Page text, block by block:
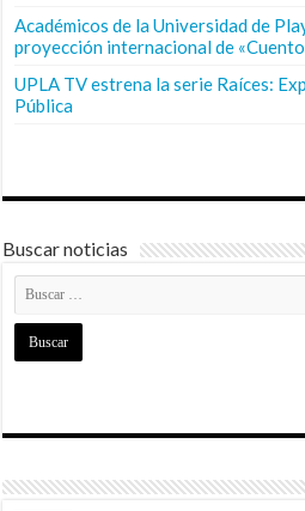
Académicos de la Universidad de
proyección internacional de
UPLA TV estrena la serie Raíces:
Pública
Buscar noticias